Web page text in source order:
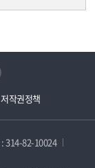
저작권정책
314-82-10024